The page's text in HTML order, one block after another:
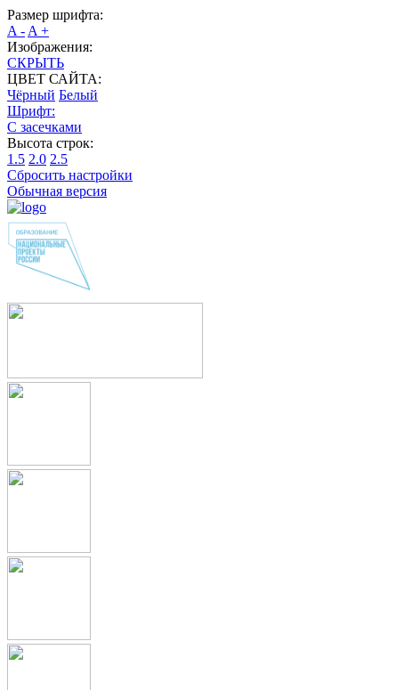
Размер шрифта:
A - A +
Изображения:
СКРЫТЬ
ЦВЕТ САЙТА:
Чёрный Белый
Шрифт:
С засечками
Высота строк:
1.5 2.0 2.5
Сбросить настройки
Обычная версия